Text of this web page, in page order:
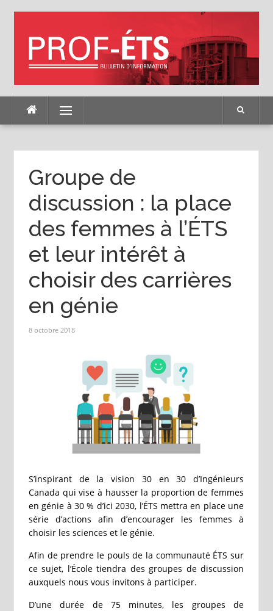
Menu
Groupe de
discussion : la place
des femmes à l’ÉTS
et leur intérêt à
choisir des carrières
en génie
8 octobre 2018
S’inspirant de la vision 30 en 30 d’Ingénieurs
Canada qui vise à hausser la proportion de femmes
en génie à 30 % d’ici 2030, l’ÉTS mettra en place une
série d’actions afin d’encourager les femmes à
choisir les sciences et le génie.
Afin de prendre le pouls de la communauté ÉTS sur
ce sujet, l’École tiendra des groupes de discussion
auxquels nous vous invitons à participer.
D’une durée de 75 minutes, les groupes de